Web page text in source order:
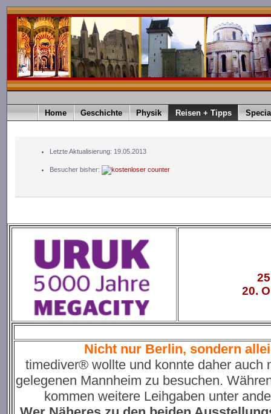
Home Geschichte Physik Reisen + Tipps
Letzte Aktualisierung: 19.05.2013
Besucher bisher:
20.
Nicht nur Berlin, sondern
timediver® wollte und konnte daher auch
gelegenen Mannheim zu besuchen.
kommen weitere Leihgaben unter